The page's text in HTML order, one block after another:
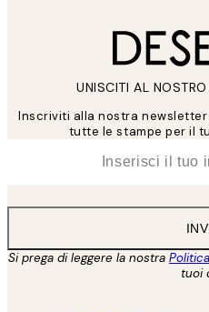
UNISCITI AL
Inscriviti alla nostra newsletter
tutte le stampe per il
Si prega di leggere la nostra
tuoi